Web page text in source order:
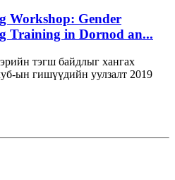
Workshop: Gender
Training in Dornod an...
тэгш байдлыг хангах
ын гишүүдийн уулзалт 2019